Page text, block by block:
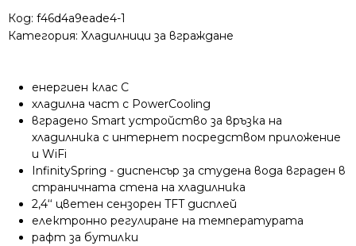
Код: f46d4a9eade4-1
Категория: Хладилници за вграждане
енергиен клас C
хладилна част с PowerCooling
вградено Smart устройство за връзка на
хладилника с интернет посредством приложение
и WiFi
InfinitySpring - диспенсър за студена вода вграден в
страничната стена на хладилника
2,4‘‘ цветен сензорен TFT дисплей
електронно регулиране на температурата
рафт за бутилки